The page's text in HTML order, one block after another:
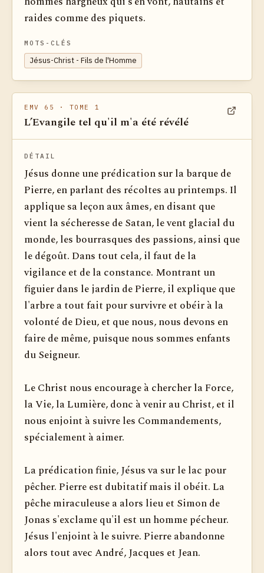
raides comme des piquets.
MOTS-CLÉS
Jésus-Christ - Fils de l'Homme
EMV 65 · TOME 1
L’Evangile tel qu'il m'a été révélé
DÉTAIL
Jésus donne une prédication sur la barque de
Pierre, en parlant des récoltes au printemps. Il
applique sa leçon aux âmes, en disant que
vient la sécheresse de Satan, le vent glacial du
monde, les bourrasques des passions, ainsi que
le dégoût. Dans tout cela, il faut de la
vigilance et de la constance. Montrant un
figuier dans le jardin de Pierre, il explique que
l'arbre a tout fait pour survivre et obéir à la
volonté de Dieu, et que nous, nous devons en
faire de même, puisque nous sommes enfants
du Seigneur.
Le Christ nous encourage à chercher la Force,
la Vie, la Lumière, donc à venir au Christ, et il
nous enjoint à suivre les Commandements,
spécialement à aimer.
La prédication finie, Jésus va sur le lac pour
pêcher. Pierre est dubitatif mais il obéit. La
pêche miraculeuse a alors lieu et Simon de
Jonas s'exclame qu'il est un homme pécheur.
Jésus l'enjoint à le suivre. Pierre abandonne
alors tout avec André, Jacques et Jean.